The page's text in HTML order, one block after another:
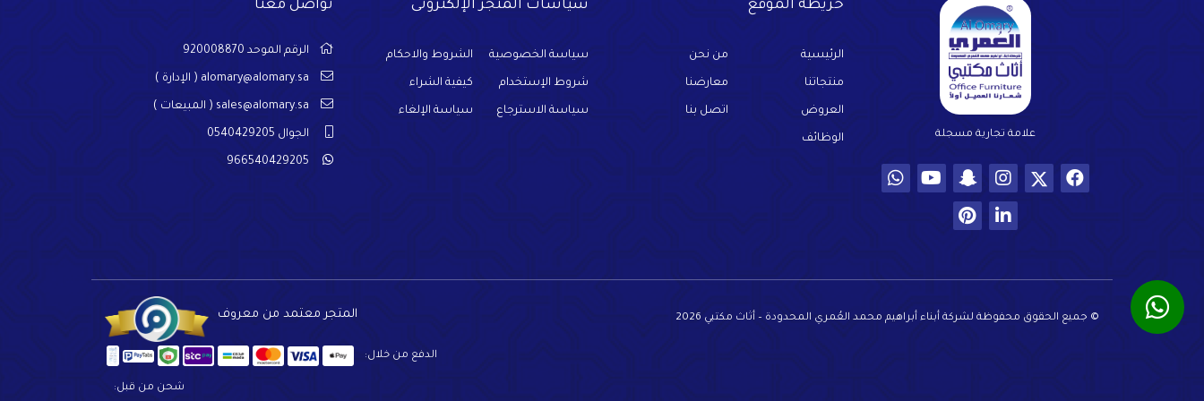
علامة تجارية مسجلة
خريطة الموقع
الرئيسية من نحن
منتجاتنا معارضنا
العروض اتصل بنا
الوظائف
سياسات المتجر الإلكترونى
سياسة الخصوصية الشروط والاحكام
شروط الإستخدام كيفية الشراء
سياسة الاسترجاع سياسة الإلغاء
تواصل معنا
الرقم الموحد 920008870
alomary@alomary.sa ( الإدارة )
sales@alomary.sa ( المبيعات )
الجوال 0540429205
966540429205
© جميع الحقوق محفوظة لشركة أبناء أبراهيم محمد العُمري المحدودة – أثاث مكتبي 2026 المتجر معتمد من معروف
الدفع من خلال:
شحن من قبل: